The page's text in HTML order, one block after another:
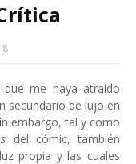
me haya atraído
secundario de lujo en
embargo, tal y como
del cómic, también
propia y las cuales